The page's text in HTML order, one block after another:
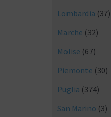
Lombardia (37)
Marche (32)
Molise (67)
Piemonte (30)
Puglia (374)
San Marino (3)